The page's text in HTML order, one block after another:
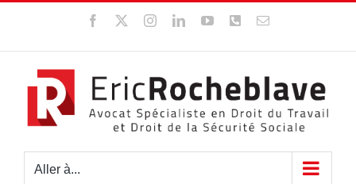
contenu
Facebook InstagramLinkedInYouTubeWhatsApp
Email
Aller à...